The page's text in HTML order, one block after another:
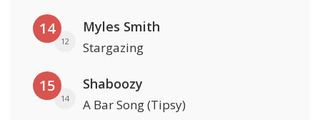
14
12
Myles Smith
Stargazing
15
14
Shaboozy
A Bar Song (Tipsy)